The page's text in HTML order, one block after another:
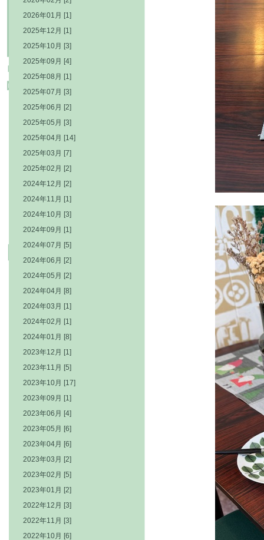
2026年01月 [1]
2025年12月 [1]
2025年10月 [3]
2025年09月 [4]
2025年08月 [1]
2025年07月 [3]
2025年06月 [2]
2025年05月 [3]
2025年04月 [14]
2025年03月 [7]
2025年02月 [2]
2024年12月 [2]
2024年11月 [1]
2024年10月 [3]
2024年09月 [1]
2024年07月 [5]
2024年06月 [2]
2024年05月 [2]
2024年04月 [8]
2024年03月 [1]
2024年02月 [1]
2024年01月 [8]
2023年12月 [1]
2023年11月 [5]
2023年10月 [17]
2023年09月 [1]
2023年06月 [4]
2023年05月 [6]
2023年04月 [6]
2023年03月 [2]
2023年02月 [5]
2023年01月 [2]
2022年12月 [3]
2022年11月 [3]
2022年10月 [6]